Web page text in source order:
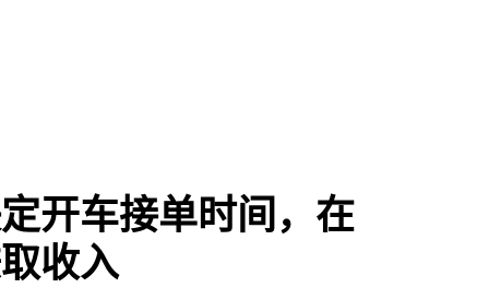
开车接单时间，在
收入